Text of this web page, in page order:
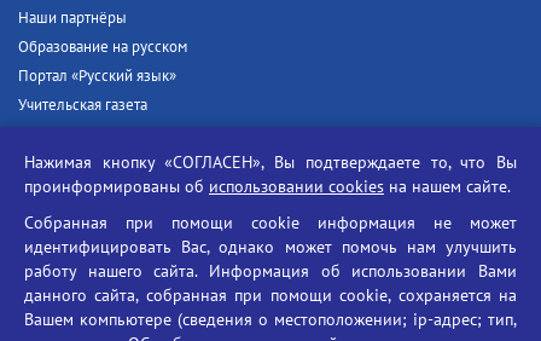
Наши партнёры
Образование на русском
Портал «Русский язык»
Учительская газета
Единый портал государственных услуг
Противодействие угрозам информационной безопасности
Социальные ролики - Генеральная прокуратура РФ
Противодействие коррупции
БГУ против наркотиков
Нажимая кнопку «СОГЛАСЕН», Вы подтверждаете то, что Вы
проинформированы об использовании cookies на нашем сайте.
Собранная при помощи cookie информация не может
идентифицировать Вас, однако может помочь нам улучшить
работу нашего сайта. Информация об использовании Вами
данного сайта, собранная при помощи cookie, сохраняется на
Вашем компьютере (сведения о местоположении; ip-адрес; тип,